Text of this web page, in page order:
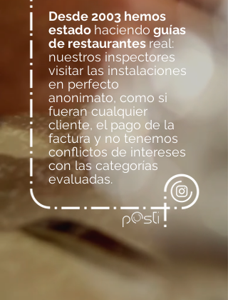
Desde 2003 hemos
estado haciendo guías
de restaurantesreal:
nuestros inspectores
visitar las instalaciones
en perfecto
anonimato, como si
fueran cualquier
cliente, el pago de la
factura y no tenemos
conflictos de intereses
con las categorías
evaluadas.